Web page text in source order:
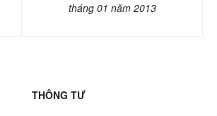
tháng 01 năm 2013
THÔNG TƯ